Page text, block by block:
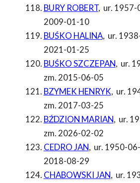
BURY ROBERT, ur. 1957-
2009-01-10
BUŚKO HALINA, ur.
2021-01-25
BUŚKO SZCZEPAN, ur.
zm. 2015-06-05
BZYMEK HENRYK, ur.
zm. 2017-03-25
BŹDZION MARIAN, ur.
zm. 2026-02-02
CEDRO JAN, ur. 1950-
2018-08-29
CHABOWSKI JAN, ur.